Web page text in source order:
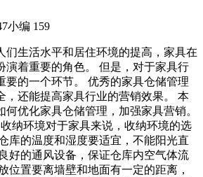
小编 159
们生活水平和居住环境的提高，家具在
演着重要的角色。 但是，对于家具行
要的一个环节。 优秀的家具仓储管理
，还能提高家具行业的营销效果。 本
优化家具仓储管理，加强家具营销。
纳环境对于家具来说，收纳环境的选
库的温度和湿度要适宜，不能阳光直
好的通风设备，保证仓库内空气体流
位置要离墙壁和地面有一定的距离，